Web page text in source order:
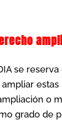
se
estas
o
grado de